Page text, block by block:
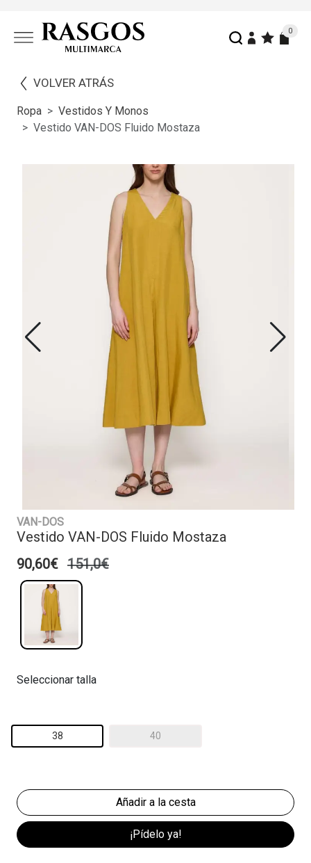
0
VOLVER ATRÁS
Ropa
Vestidos Y Monos
Vestido VAN-DOS Fluido Mostaza
VAN-DOS
Vestido VAN-DOS Fluido Mostaza
90,60€ 151,0€
Seleccionar talla
38 40
¡Pídelo ya!